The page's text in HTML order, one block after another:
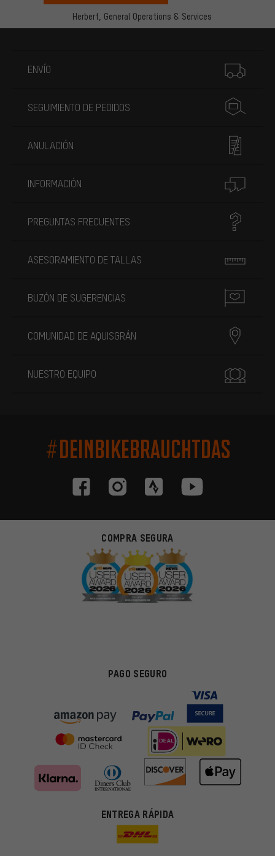
Herbert, General Operations & Services
ENVÍO
SEGUIMIENTO DE PEDIDOS
ANULACIÓN
INFORMACIÓN
PREGUNTAS FRECUENTES
ASESORAMIENTO DE TALLAS
BUZÓN DE SUGERENCIAS
COMUNIDAD DE AQUISGRÁN
NUESTRO EQUIPO
#DEINBIKEBRAUCHTDAS
COMPRA SEGURA
PAGO SEGURO
ENTREGA RÁPIDA